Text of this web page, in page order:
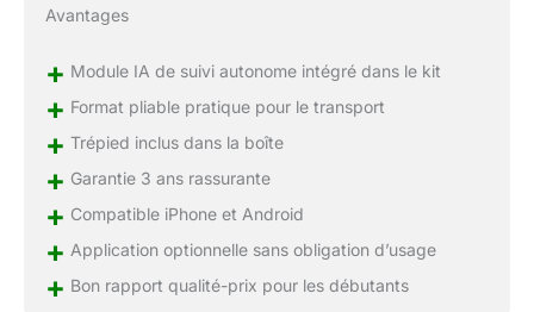
Avantages
+ Module IA de suivi autonome intégré dans le kit
+ Format pliable pratique pour le transport
+ Trépied inclus dans la boîte
+ Garantie 3 ans rassurante
+ Compatible iPhone et Android
+ Application optionnelle sans obligation d’usage
+ Bon rapport qualité-prix pour les débutants